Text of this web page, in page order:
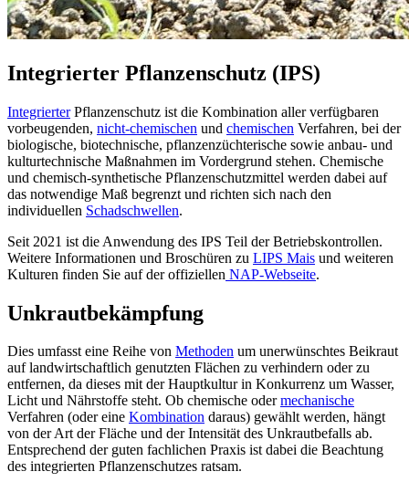
Integrierter Pflanzenschutz (IPS)
IntegrierterPflanzenschutz ist die Kombination aller verfügbaren
vorbeugenden, nicht-chemischen und chemischen Verfahren, bei der
biologische, biotechnische, pflanzenzüchterische sowie anbau- und
kulturtechnische Maßnahmen im Vordergrund stehen. Chemische
und chemisch-synthetische Pflanzenschutzmittel werden dabei auf
das notwendige Maß begrenzt und richten sich nach den
individuellen Schadschwellen.
Seit 2021 ist die Anwendung des IPS Teil der Betriebskontrollen.
Weitere Informationen und Broschüren zu LIPS Mais und weiteren
Kulturen finden Sie auf der offiziellen NAP-Webseite.
Unkrautbekämpfung
Dies umfasst eine Reihe von Methoden um unerwünschtes Beikraut
auf landwirtschaftlich genutzten Flächen zu verhindern oder zu
entfernen, da dieses mit der Hauptkultur in Konkurrenz um Wasser,
Licht und Nährstoffe steht. Ob chemische odermechanische
Verfahren (oder eine Kombination daraus) gewählt werden, hängt
von der Art der Fläche und der Intensität des Unkrautbefalls ab.
Entsprechend der guten fachlichen Praxis ist dabei die Beachtung
des integrierten Pflanzenschutzes ratsam.